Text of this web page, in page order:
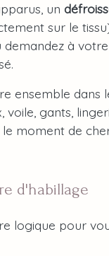
un
sur le
à
ensemble dans
voile, gants,
moment de
d'habillage
logique pour